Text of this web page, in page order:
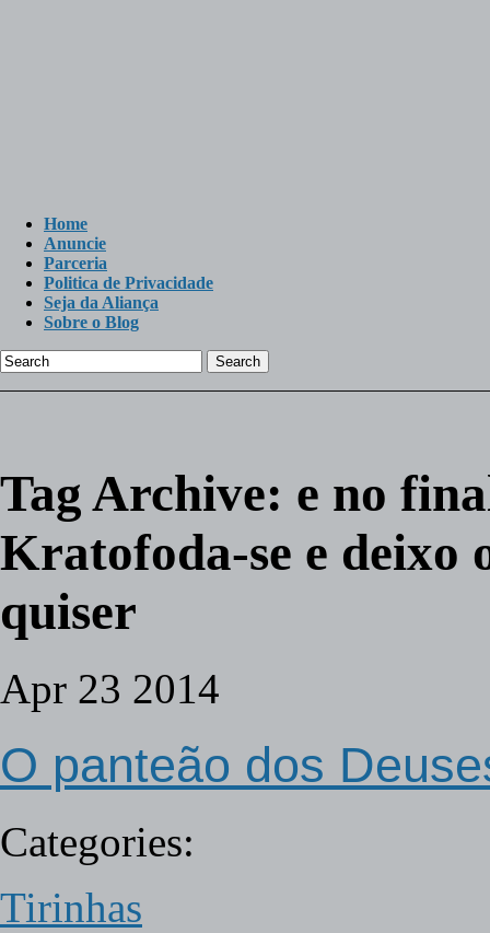
Home
Anuncie
Parceria
Politica de Privacidade
Seja da Aliança
Sobre o Blog
Search
Tag Archive: e no
Kratofoda-se e deixo
quiser
Apr 23 2014
O panteão dos
Categories:
Tirinhas